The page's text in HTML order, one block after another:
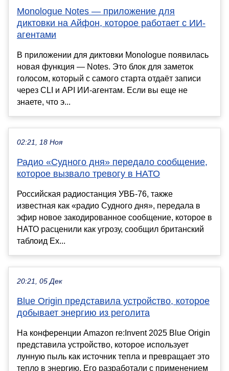
Monologue Notes — приложение для
диктовки на Айфон, которое работает с ИИ-
агентами
В приложении для диктовки Monologue появилась
новая функция — Notes. Это блок для заметок
голосом, который с самого старта отдаёт записи
через CLI и API ИИ-агентам. Если вы еще не
знаете, что э...
02:21, 18 Ноя
Радио «Судного дня» передало сообщение,
которое вызвало тревогу в НАТО
Российская радиостанция УВБ-76, также
известная как «радио Судного дня», передала в
эфир новое закодированное сообщение, которое в
НАТО расценили как угрозу, сообщил британский
таблоид Ex...
20:21, 05 Дек
Blue Origin представила устройство, которое
добывает энергию из реголита
На конференции Amazon re:Invent 2025 Blue Origin
представила устройство, которое использует
лунную пыль как источник тепла и превращает это
тепло в энергию. Его разработали с применением